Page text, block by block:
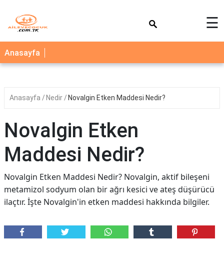
AİLE
ÇOCUK
SAĞLIK
BLOG
FAYDALI
YEMEK
TARİFLERİ
☰
Anasayfa
Anasayfa Nedir Novalgin Etken Maddesi Nedir?
Novalgin Etken
Maddesi Nedir?
Novalgin Etken Maddesi Nedir? Novalgin, aktif bileşeni
metamizol sodyum olan bir ağrı kesici ve ateş düşürücü
ilaçtır. İşte Novalgin'in etken maddesi hakkında bilgiler.